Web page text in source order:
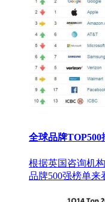
全球品牌
根据英国咨询机
品牌500强榜单